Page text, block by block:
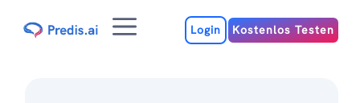
Inhalt
MenuLogin Kostenlos Testen